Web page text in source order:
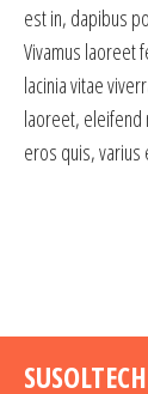
est in, dapibus
Vivamus laoreet
lacinia vitae
laoreet, eleifend
eros quis, varius
SUSOLTECH